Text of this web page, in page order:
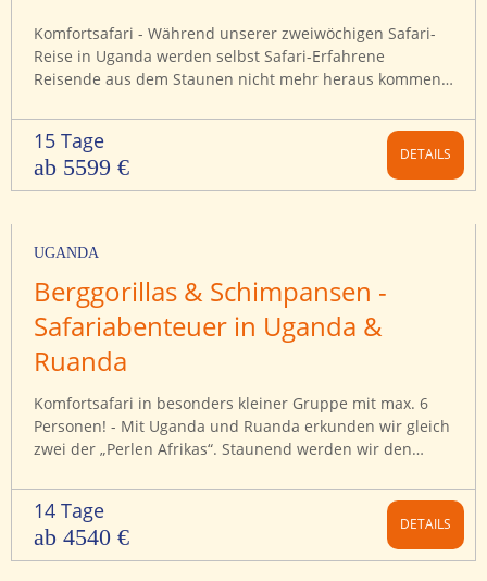
Komfortsafari - Während unserer zweiwöchigen Safari-
Reise in Uganda werden selbst Safari-Erfahrene
Reisende aus dem Staunen nicht mehr heraus kommen.
nirgendwo sonst auf der Welt finden wir uns Auge in
Auge mit den letzten Silberrücken des Dschungels
wieder.
15 Tage
ab 5599 € DETAILS
UGANDA
Berggorillas & Schimpansen -
Safariabenteuer in Uganda &
Ruanda
Komfortsafari in besonders kleiner Gruppe mit max. 6
Personen! - Mit Uganda und Ruanda erkunden wir gleich
zwei der „Perlen Afrikas“. Staunend werden wir den
enge Schlucht der Murchison Falls zwängen gegenüber
stehen.
14 Tage
ab 4540 € DETAILS